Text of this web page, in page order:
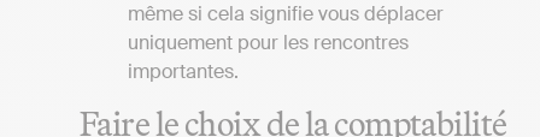
même si cela signifie vous déplacer
uniquement pour les rencontres
importantes.
Faire le choix de la comptabilité